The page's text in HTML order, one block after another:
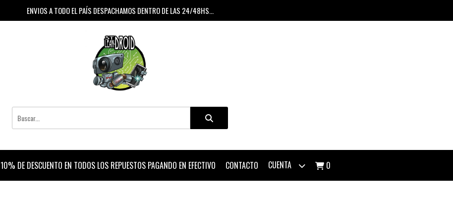
ENVIOS A TODO EL PAÍS DESPACHAMOS DENTRO DE LAS 24/48HS...
10% DE DESCUENTO EN TODOS LOS REPUESTOS PAGANDO EN EFECTIVO CONTACTO CUENTA 0